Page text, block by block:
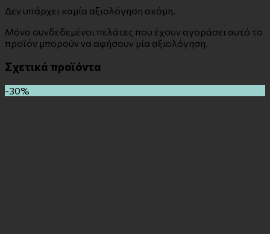
Δεν υπάρχει καμία αξιολόγηση ακόμη.
Μόνο συνδεδεμένοι πελάτες που έχουν αγοράσει αυτό το
προϊόν μπορούν να αφήσουν μία αξιολόγηση.
Σχετικά προϊόντα
-30%